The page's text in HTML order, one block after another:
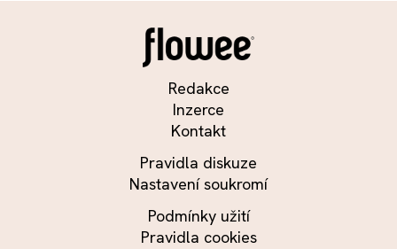
Redakce
Inzerce
Kontakt
Pravidla diskuze
Nastavení soukromí
Podmínky užití
Pravidla cookies